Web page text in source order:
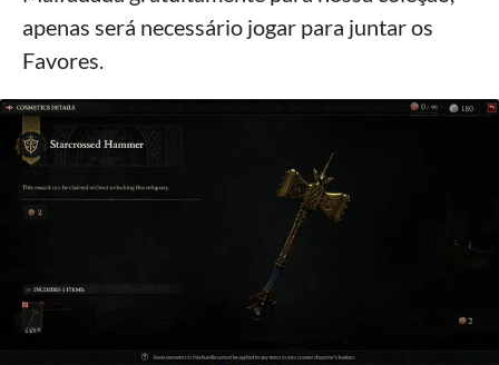
apenas será necessário jogar para juntar os
Favores.